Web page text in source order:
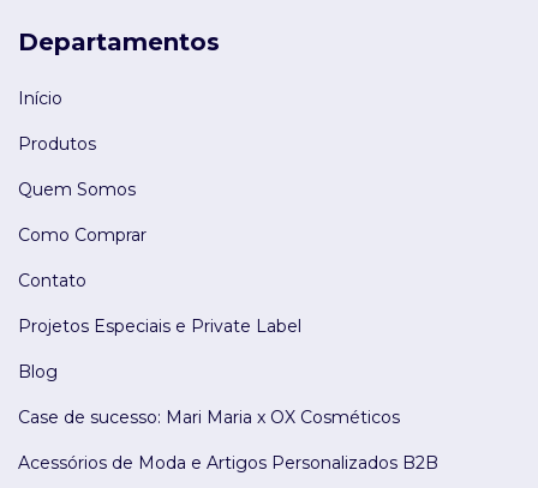
Departamentos
Início
Produtos
Quem Somos
Como Comprar
Contato
Projetos Especiais e Private Label
Blog
Case de sucesso: Mari Maria x OX Cosméticos
Acessórios de Moda e Artigos Personalizados B2B